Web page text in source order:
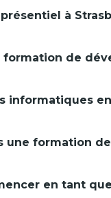
à
de
informatiques
une formation
en tant